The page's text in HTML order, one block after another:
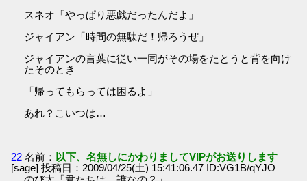
スネオ「やっぱり悪戯だったんだよ」
ジャイアン「時間の無駄だ！帰ろうぜ」
ジャイアンの言葉に従い一同がその場をたとうと背を向け
たそのとき
「帰ってもらっては困るよ」
あれ？こいつは…
22 名前： 以下、名無しにかわりましてVIPがお送りします
[sage] 投稿日：2009/04/25(土) 15:41:06.47 ID:VG1B/qYJO